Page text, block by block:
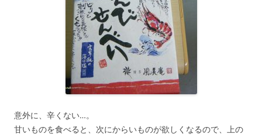
意外に、辛くない…。
甘いものを食べると、次にからいものが欲しくなるので、上の